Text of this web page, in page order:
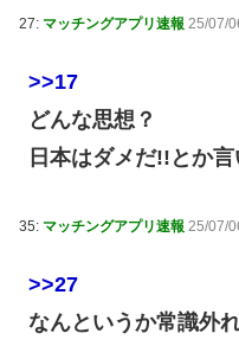
27: マッチングアプリ速報 25/07/
>>17
どんな思想？
日本はダメだ!!とか言
35: マッチングアプリ速報 25/07/
>>27
なんというか常識外